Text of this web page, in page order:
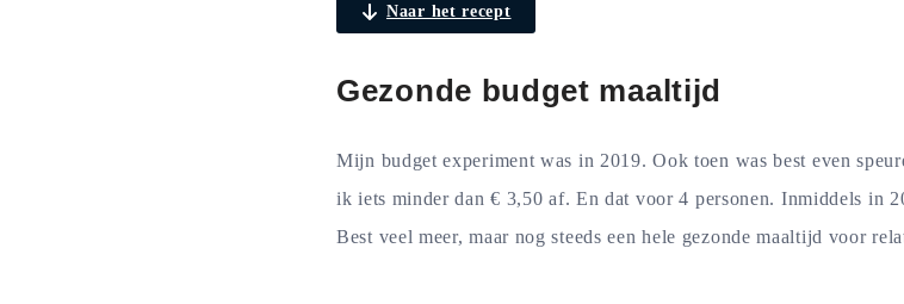
Naar het recept
Gezonde budget maaltijd
Mijn budget experiment was in 2019. Ook toen was best even
ik iets minder dan € 3,50 af. En dat voor 4 personen. Inmiddels in
Best veel meer, maar nog steeds een hele gezonde maaltijd voor